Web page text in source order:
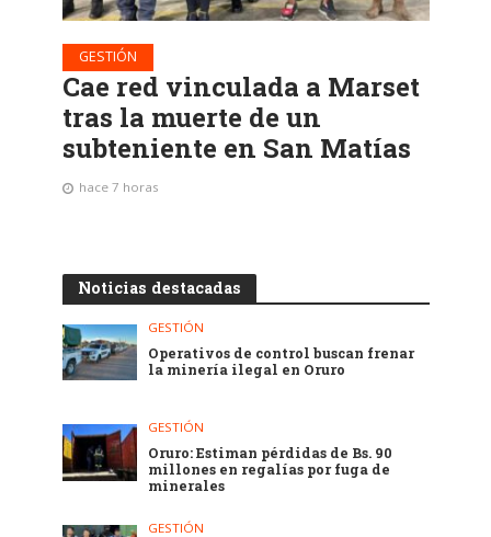
GESTIÓN
Cae red vinculada a Marset
tras la muerte de un
subteniente en San Matías
hace 7 horas
Noticias destacadas
GESTIÓN
Operativos de control buscan frenar
la minería ilegal en Oruro
GESTIÓN
Oruro: Estiman pérdidas de Bs. 90
millones en regalías por fuga de
minerales
GESTIÓN